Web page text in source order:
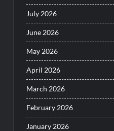
July 2026
June 2026
May 2026
April 2026
March 2026
February 2026
January 2026